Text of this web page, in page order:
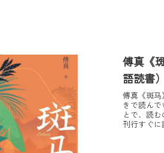
傅真《
語読書）
傅真《斑
きで読ん
とで、読
刊行すぐに